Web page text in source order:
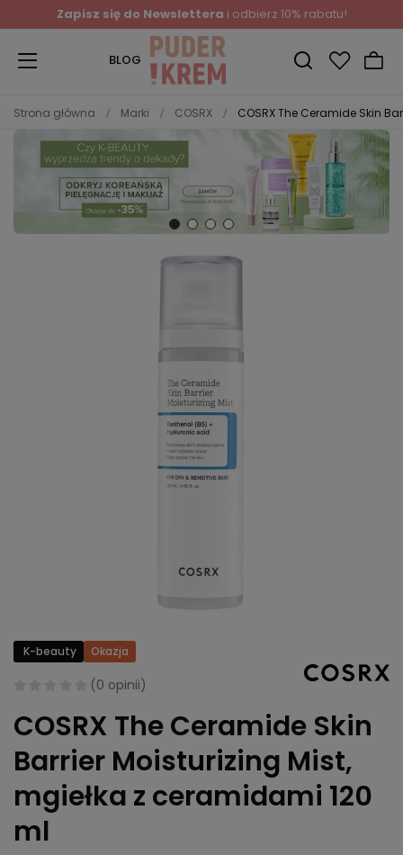
Zapisz się do Newslettera i odbierz 10% rabatu!
BLOG
Strona główna Marki COSRX COSRX The Ceramide Skin
K-beauty Okazja
(0 opinii)
COSRX The Ceramide Skin
Barrier Moisturizing Mist,
mgiełka z ceramidami 120
ml